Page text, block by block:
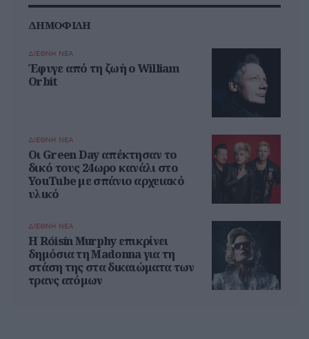
ΔΗΜΟΦΙΛΗ
ΔΙΕΘΝΗ ΝΕΑ
Έφυγε από τη ζωή ο William
Orbit
ΔΙΕΘΝΗ ΝΕΑ
Οι Green Day απέκτησαν το
δικό τους 24ωρο κανάλι στο
YouTube με σπάνιο αρχειακό
υλικό
ΔΙΕΘΝΗ ΝΕΑ
Η Róisín Murphy επικρίνει
δημόσια τη Madonna για τη
στάση της στα δικαιώματα των
τρανς ατόμων